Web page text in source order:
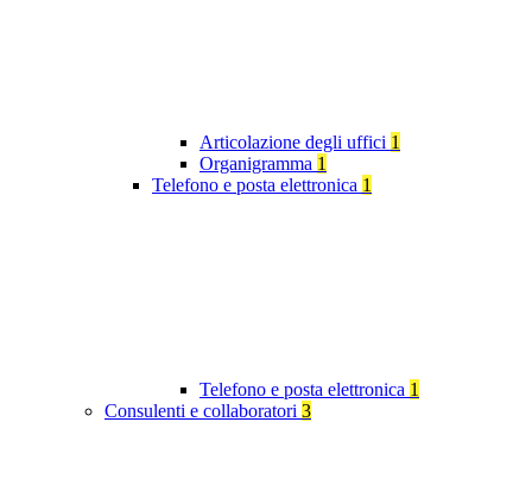
Articolazione degli uffici 1
Organigramma 1
Telefono e posta elettronica 1
Telefono e posta elettronica 1
Consulenti e collaboratori 3